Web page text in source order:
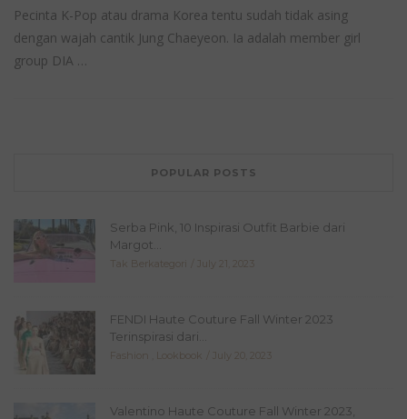
Pecinta K-Pop atau drama Korea tentu sudah tidak asing
dengan wajah cantik Jung Chaeyeon. Ia adalah member girl
group DIA …
POPULAR POSTS
Serba Pink, 10 Inspirasi Outfit Barbie dari
Margot...
Tak Berkategori July 21, 2023
FENDI Haute Couture Fall Winter 2023
Terinspirasi dari...
Fashion Lookbook July 20, 2023
Valentino Haute Couture Fall Winter 2023,